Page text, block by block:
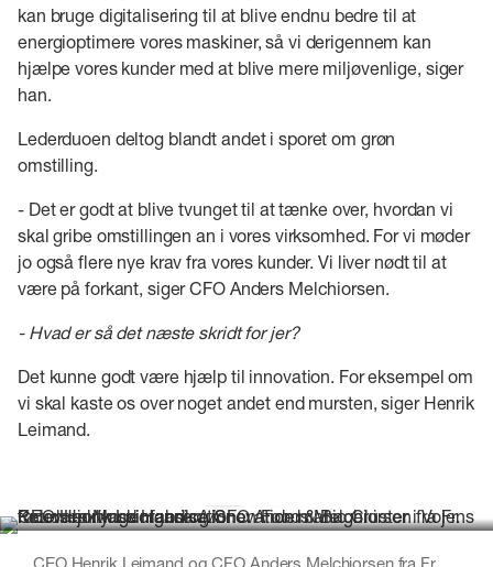
kan bruge digitalisering til at blive endnu bedre til at
energioptimere vores maskiner, så vi derigennem kan
hjælpe vores kunder med at blive mere miljøvenlige, siger
han.
Lederduoen deltog blandt andet i sporet om grøn
omstilling.
- Det er godt at blive tvunget til at tænke over, hvordan vi
skal gribe omstillingen an i vores virksomhed. For vi møder
jo også flere nye krav fra vores kunder. Vi liver nødt til at
være på forkant, siger CFO Anders Melchiorsen.
- Hvad er så det næste skridt for jer?
Det kunne godt være hjælp til innovation. For eksempel om
vi skal kaste os over noget andet end mursten, siger Henrik
Leimand.
CEO Henrik Leimand og CFO Anders Melchiorsen fra Fr.